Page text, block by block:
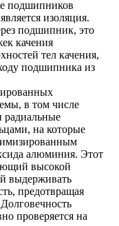
подшипников
изоляция.
подшипник, это
качения
тел качения,
подшипника из
в том числе
на которые
алюминия. Этот
высокой
выдерживать
предотвращая
проверяется на